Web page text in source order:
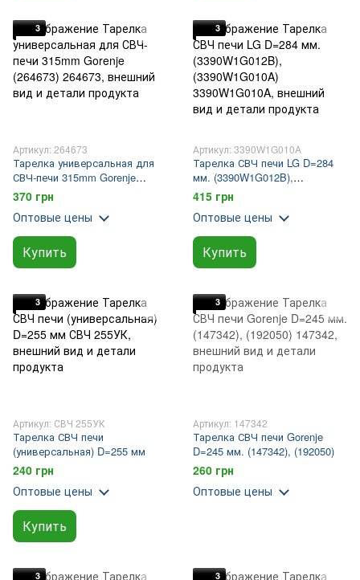
3
Артикул: 264673
Тарелка универсальная для
СВЧ-печи 315mm Gorenje
(264673)
370 грн
Оптовые цены
Купить
3
Артикул: 3390W1G010A
Тарелка СВЧ печи LG D=284
мм. (3390W1G012B),
(3390W1G010A)
415 грн
Оптовые цены
Купить
3
Артикул: СВЧ 255УК
Тарелка СВЧ печи
(универсальная) D=255 мм
240 грн
Оптовые цены
Купить
3
Артикул: 147342
Тарелка СВЧ печи Gorenje
D=245 мм. (147342), (192050)
260 грн
Оптовые цены
3 3